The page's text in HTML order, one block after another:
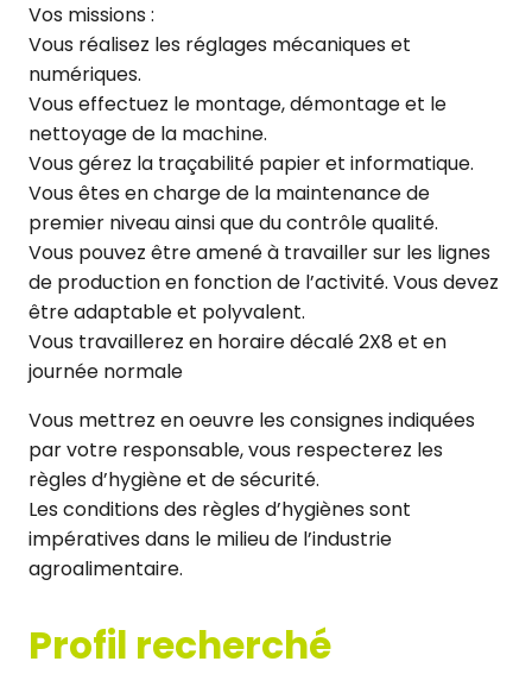
Vos missions :
Vous réalisez les réglages mécaniques et
numériques.
Vous effectuez le montage, démontage et le
nettoyage de la machine.
Vous gérez la traçabilité papier et informatique.
Vous êtes en charge de la maintenance de
premier niveau ainsi que du contrôle qualité.
Vous pouvez être amené à travailler sur les lignes
de production en fonction de l’activité. Vous devez
être adaptable et polyvalent.
Vous travaillerez en horaire décalé 2X8 et en
journée normale
Vous mettrez en oeuvre les consignes indiquées
par votre responsable, vous respecterez les
règles d’hygiène et de sécurité.
Les conditions des règles d’hygiènes sont
impératives dans le milieu de l’industrie
agroalimentaire.
Profil recherché